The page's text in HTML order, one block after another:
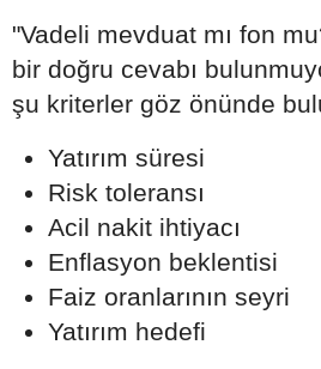
"Vadeli mevduat mı fon
bir doğru cevabı
şu kriterler göz önünde
Yatırım süresi
Risk toleransı
Acil nakit ihtiyacı
Enflasyon beklentisi
Faiz oranlarının seyri
Yatırım hedefi